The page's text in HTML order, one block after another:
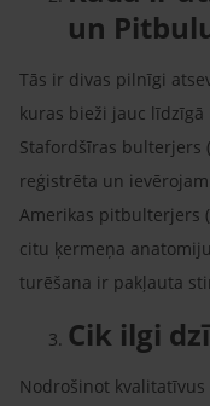
un
Tās ir divas pilnīgi
kuras bieži jauc
Stafordšīras bulterjers
reģistrēta un
Amerikas pitbulterjers
citu ķermeņa
turēšana ir pakļauta
Cik ilgi
Nodrošinot